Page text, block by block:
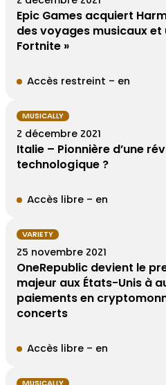
Epic Games acquiert
des voyages musicaux et
Fortnite »
Accès restreint – en
MUSICALLY
2 décembre 2021
Italie – Pionnière d’une
technologique ?
Accès libre – en
VARIETY
25 novembre 2021
OneRepublic devient le
majeur aux États-Unis à
paiements en
concerts
Accès libre – en